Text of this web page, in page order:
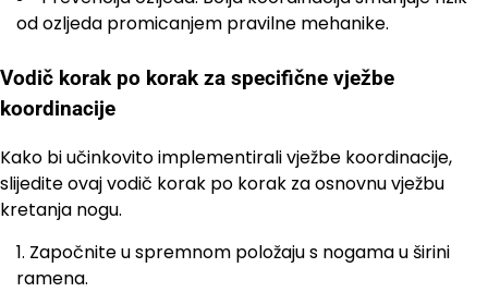
od ozljeda promicanjem pravilne mehanike.
Vodič korak po korak za specifične vježbe
koordinacije
Kako bi učinkovito implementirali vježbe koordinacije,
slijedite ovaj vodič korak po korak za osnovnu vježbu
kretanja nogu.
Započnite u spremnom položaju s nogama u širini
ramena.